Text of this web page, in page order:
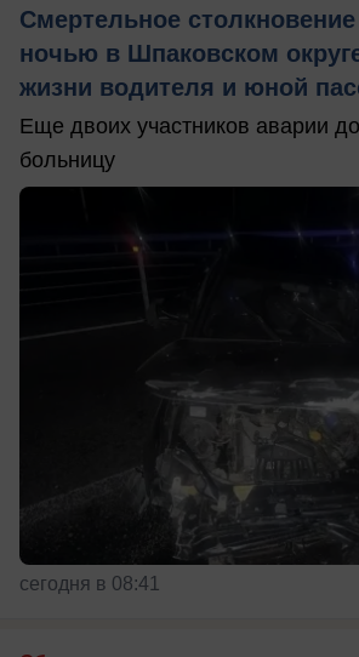
Смертельное
ночью в Шпаковском
жизни водителя и юной
Еще двоих участников аварии
больницу
сегодня в 08:41